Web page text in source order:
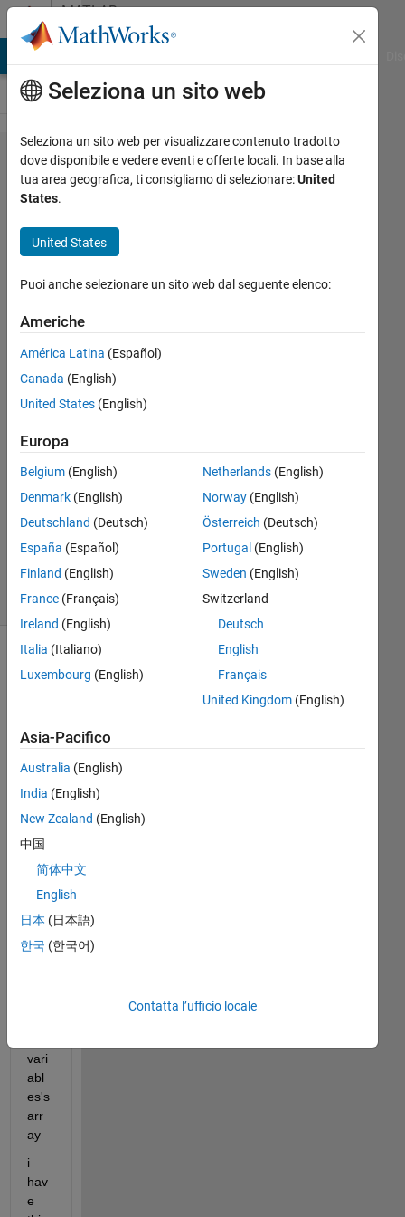
Vai al contenutoMATLAB
Answers
divide
array to
varible
Hassan
4 Dic
2019
1
accettata
Aggiornato
4 Dic 2019
Visualizzazioni
(30 giorni)
i
wo
like
to
divi
an
arr
vari
abl
es's
arr
ay
i
hav
e
Seleziona un sito web
Seleziona un sito web per visualizzare contenuto tradotto
dove disponibile e vedere eventi e offerte locali. In base alla
tua area geografica, ti consigliamo di selezionare:United
States.
United States
Puoi anche selezionare un sito web dal seguente elenco:
Americhe
América Latina (Español)
Canada (English)
United States (English)
Europa
Belgium (English)
Denmark (English)
Deutschland (Deutsch)
España (Español)
Finland (English)
France (Français)
Ireland (English)
Italia (Italiano)
Luxembourg (English)
Netherlands(English)
Norway(English)
Österreich (Deutsch)
Portugal (English)
Sweden (English)
Switzerland
Deutsch
English
Français
United Kingdom(English)
Asia-Pacifico
Australia (English)
India (English)
New Zealand (English)
中国
简体中文
English
日本 (日本語)
한국 (한국어)
Contatta l’ufficio locale